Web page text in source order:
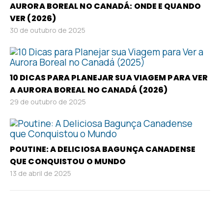
AURORA BOREAL NO CANADÁ: ONDE E QUANDO
VER (2026)
30 de outubro de 2025
10 DICAS PARA PLANEJAR SUA VIAGEM PARA VER
A AURORA BOREAL NO CANADÁ (2026)
29 de outubro de 2025
POUTINE: A DELICIOSA BAGUNÇA CANADENSE
QUE CONQUISTOU O MUNDO
13 de abril de 2025